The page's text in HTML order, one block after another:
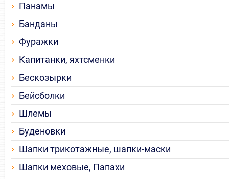
Панамы
Банданы
Фуражки
Капитанки, яхтсменки
Бескозырки
Бейсболки
Шлемы
Буденовки
Шапки трикотажные, шапки-маски
Шапки меховые, Папахи